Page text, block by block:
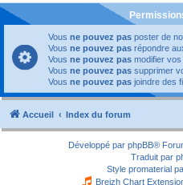
Vous ne pouvez pas poster de
Vous ne pouvez pas répondre
Vous ne pouvez pas modifier
Vous ne pouvez pas supprimer
Vous ne pouvez pas joindre des
Accueil Index du forum
Développé par phpBB®
Traduit par
Style promaterial
Breizh Chart